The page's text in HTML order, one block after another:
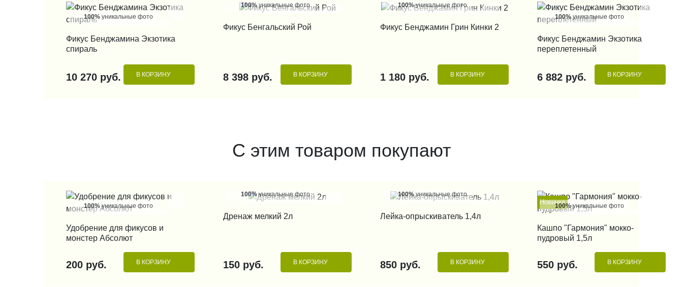
100% уникальные фото
КУПИТЬ В 1 КЛИК
Фикус Бенджамина Экзотика
спираль
10 270 руб. В КОРЗИНУ
100%уникальные фото
Фикус Бенгальский Рой
8 398 руб. В КОРЗИНУ
100%уникальные фото
Фикус Бенджамин Грин Кинки 2
1 180 руб. В КОРЗИНУ
100%уникальные фото
КУПИТЬ В 1 КЛИК
Фикус Бенджамин Экзотика
переплетенный
6 882 руб. В КОРЗИНУ
С этим товаром покупают
100%уникальные фото
КУПИТЬ В 1 КЛИК
Удобрение для фикусов и
монстер Абсолют
200 руб. В КОРЗИНУ
100%уникальные фото
Дренаж мелкий 2л
150 руб. В КОРЗИНУ
100%уникальные фото
Лейка-опрыскиватель 1,4л
850 руб. В КОРЗИНУ
Новинка
100%уникальные фото
КУПИТЬ В 1 КЛИК
Кашпо "Гармония" мокко-
пудровый 1,5л
550 руб. В КОРЗИНУ